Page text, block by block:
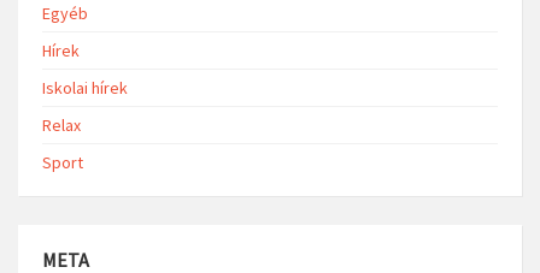
Egyéb
Hírek
Iskolai hírek
Relax
Sport
META